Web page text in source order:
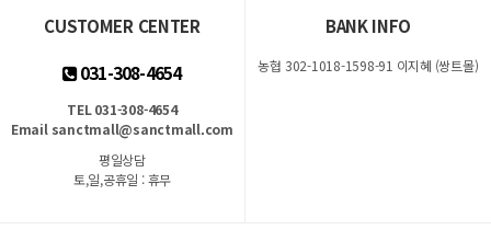
CUSTOMER CENTER
031-308-4654
TEL 031-308-4654
Email sanctmall@sanctmall.com
평일상담
토,일,공휴일 : 휴무
BANK INFO
농협 302-1018-1598-91 이지혜 (쌍트몰)